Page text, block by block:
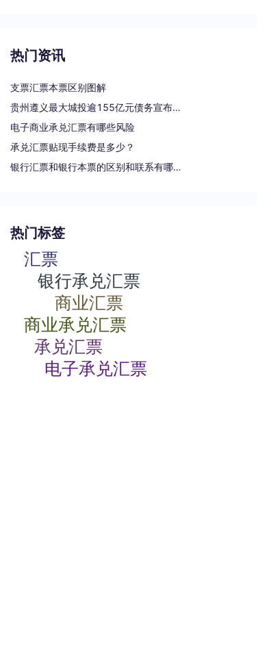
热门资讯
支票汇票本票区别图解
贵州遵义最大城投逾155亿元债务宣布重组
电子商业承兑汇票有哪些风险
承兑汇票贴现手续费是多少？
银行汇票和银行本票的区别和联系有哪些（一文读懂支票、本票和汇票的区别）
热门标签
汇票
银行承兑汇票
商业汇票
商业承兑汇票
承兑汇票
电子承兑汇票